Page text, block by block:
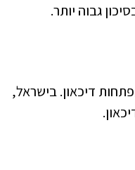
גבוה יותר.
דיכאון. בישראל,